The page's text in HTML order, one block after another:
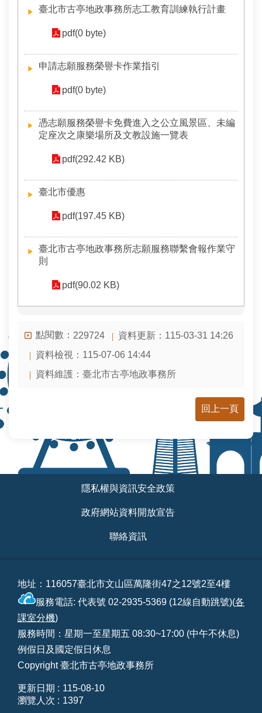
臺北市古亭地政事務所志工教育訓練執行計畫
pdf(0 byte)
申請志願服務榮譽卡作業指引
pdf(0 byte)
憑志願服務榮譽卡免費進入之公立風景區、未編
定座次之康樂場所及文教設施一覽表
pdf(292.42 KB)
臺北市優惠
pdf(197.45 KB)
臺北市古亭地政事務所志願服務聯繫會報作業守
則
pdf(90.02 KB)
點閱數： 229724 資料更新： 115-03-31 14:26
資料檢視： 115-07-06 14:44
資料維護： 臺北市古亭地政事務所
回上一頁
隱私權與資訊安全政策
政府網站資料開放宣告
聯絡資訊
地址：116057臺北市文山區萬隆街47之12號2至4樓
服務電話: 代表號 02-2935-5369 (12線自動跳號)(各
課室分機)
服務時間：星期一至星期五 08:30~17:00 (中午不休息)
例假日及國定假日休息
Copyright 臺北市古亭地政事務所
更新日期
115-08-10
瀏覽人次
1397